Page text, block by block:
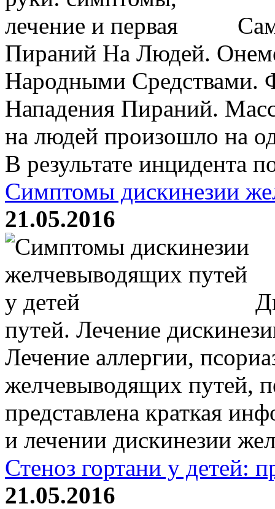
Пираний На Людей.
Народными Средствами.
Нападения Пираний.
на людей произошло на
В результате инцидента
Симптомы дискинезии
21.05.2016
путей. Лечение
Лечение аллергии,
желчевыводящих путей,
представлена краткая
и лечении дискинезии
Стеноз гортани у детей:
21.05.2016